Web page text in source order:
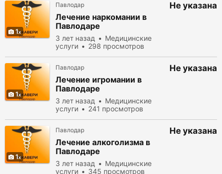
1
Павлодар
Лечение наркомании в
Павлодаре
3 лет назад
Медицинские
услуги
298 просмотров
Не указана
1
Павлодар
Лечение игромании в
Павлодаре
3 лет назад
Медицинские
услуги
241 просмотров
Не указана
1
Павлодар
Лечение алкоголизма в
Павлодаре
3 лет назад
Медицинские
услуги
345 просмотров
Не указана